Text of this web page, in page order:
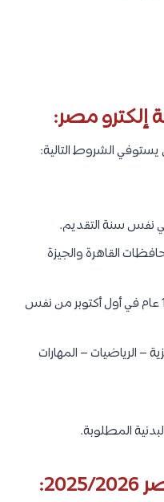
مصر:
يستوفي الشروط التالية:
نفس سنة التقديم.
القاهرة والجيزة
كما يجب ألا يتجاوز عمر المتقدم 18 عام في أول أكتوبر من نفس
– الرياضيات – المهارات
المطلوبة.